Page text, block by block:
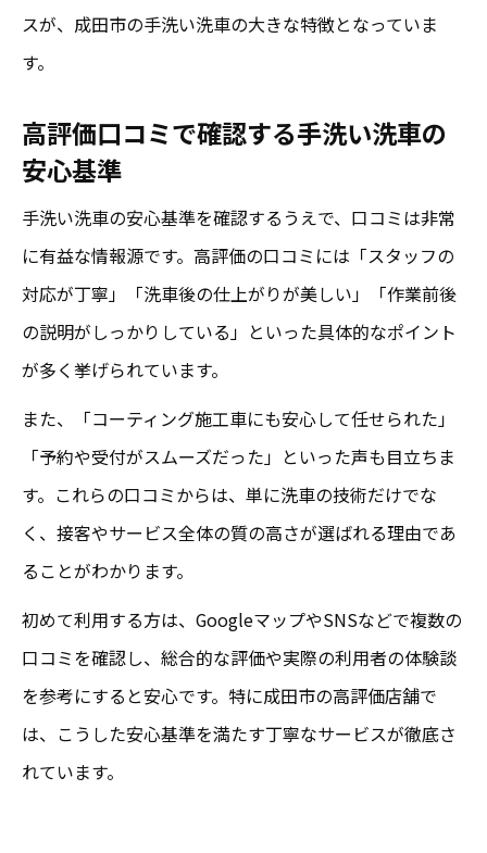
スが、成田市の手洗い洗車の大きな特徴となっていま
す。
高評価口コミで確認する手洗い洗車の
安心基準
手洗い洗車の安心基準を確認するうえで、口コミは非常
に有益な情報源です。高評価の口コミには「スタッフの
対応が丁寧」「洗車後の仕上がりが美しい」「作業前後
の説明がしっかりしている」といった具体的なポイント
が多く挙げられています。
また、「コーティング施工車にも安心して任せられた」
「予約や受付がスムーズだった」といった声も目立ちま
す。これらの口コミからは、単に洗車の技術だけでな
く、接客やサービス全体の質の高さが選ばれる理由であ
ることがわかります。
初めて利用する方は、GoogleマップやSNSなどで複数の
口コミを確認し、総合的な評価や実際の利用者の体験談
を参考にすると安心です。特に成田市の高評価店舗で
は、こうした安心基準を満たす丁寧なサービスが徹底さ
れています。